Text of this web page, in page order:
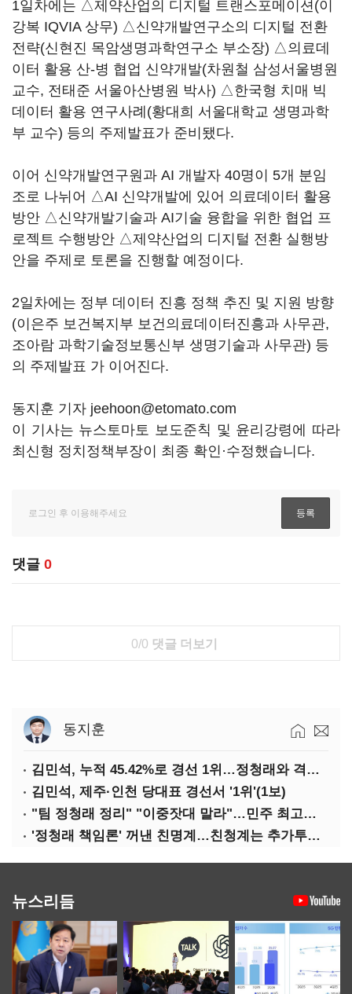
1일차에는 △제약산업의 디지털 트랜스포메이션(이
강복 IQVIA 상무) △신약개발연구소의 디지털 전환
전략(신현진 목암생명과학연구소 부소장) △의료데
이터 활용 산-병 협업 신약개발(차원철 삼성서울병원
교수, 전태준 서울아산병원 박사) △한국형 치매 빅
데이터 활용 연구사례(황대희 서울대학교 생명과학
부 교수) 등의 주제발표가 준비됐다.
이어 신약개발연구원과 AI 개발자 40명이 5개 분임
조로 나뉘어 △AI 신약개발에 있어 의료데이터 활용
방안 △신약개발기술과 AI기술 융합을 위한 협업 프
로젝트 수행방안 △제약산업의 디지털 전환 실행방
안을 주제로 토론을 진행할 예정이다.
2일차에는 정부 데이터 진흥 정책 추진 및 지원 방향
(이은주 보건복지부 보건의료데이터진흥과 사무관,
조아람 과학기술정보통신부 생명기술과 사무관) 등
의 주제발표 가 이어진다.
동지훈 기자 jeehoon@etomato.com
이 기사는 뉴스토마토 보도준칙 및 윤리강령에 따라
최신형 정치정책부장이 최종 확인·수정했습니다.
댓글 0
0/0 댓글 더보기
동지훈
김민석, 누적 45.42%로 경선 1위…정청래와 격차 0.86%p(2보)
김민석, 제주·인천 당대표 경선서 '1위'(1보)
"팀 정청래 정리" "이중잣대 말라"…민주 최고위원 계파 다툼 격화
'정청래 책임론' 꺼낸 친명계…친청계는 추가투표 때리기
뉴스리듬